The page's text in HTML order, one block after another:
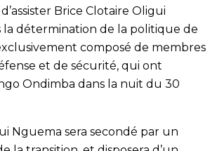
Brice Clotaire Oligui
la détermination de la politique de
composé de membres
et de sécurité, qui ont
Ondimba dans la nuit du 30
Nguema sera secondé par un